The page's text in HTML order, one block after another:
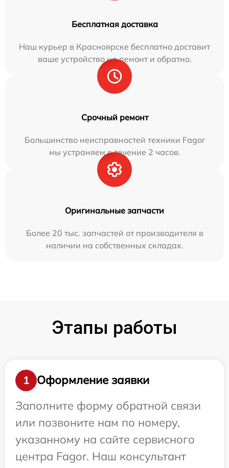
Бесплатная доставка
Наш курьер в Красноярске бесплатно доставит
ваше устройство на ремонт и обратно.
Срочный ремонт
Большинство неисправностей техники Fagor
мы устраняем в течение 2 часов.
Оригинальные запчасти
Более 20 тыс. запчастей от производителя в
наличии на собственных складах.
Этапы работы
1
Оформление заявки
Заполните форму обратной связи
или позвоните нам по номеру,
указанному на сайте сервисного
центра Fagor. Наш консультант